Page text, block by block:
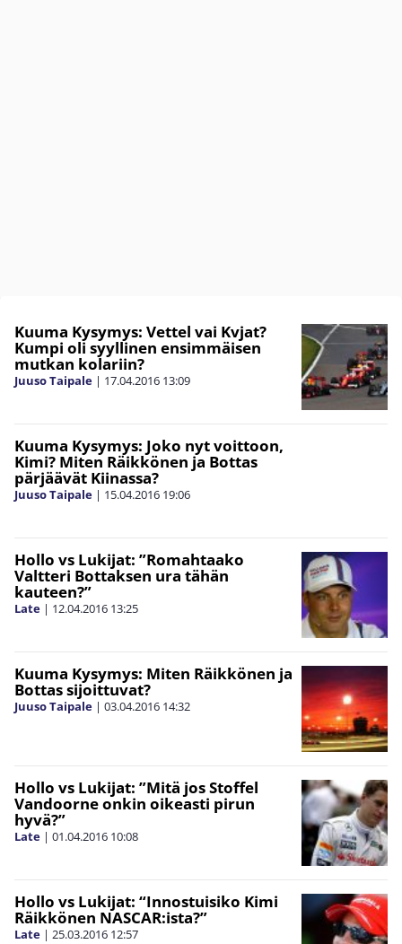
Kuuma Kysymys: Vettel vai Kvjat?
Kumpi oli syyllinen ensimmäisen
mutkan kolariin?
Juuso Taipale | 17.04.2016 13:09
Kuuma Kysymys: Joko nyt voittoon,
Kimi? Miten Räikkönen ja Bottas
pärjäävät Kiinassa?
Juuso Taipale | 15.04.2016 19:06
Hollo vs Lukijat: ”Romahtaako
Valtteri Bottaksen ura tähän
kauteen?”
Late | 12.04.2016 13:25
Kuuma Kysymys: Miten Räikkönen ja
Bottas sijoittuvat?
Juuso Taipale | 03.04.2016 14:32
Hollo vs Lukijat: ”Mitä jos Stoffel
Vandoorne onkin oikeasti pirun
hyvä?”
Late | 01.04.2016 10:08
Hollo vs Lukijat: “Innostuisiko Kimi
Räikkönen NASCAR:ista?”
Late | 25.03.2016 12:57